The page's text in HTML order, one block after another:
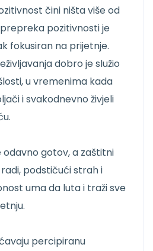
čini ništa više od
pozitivnosti je
fokusiran na prijetnje.
dobro je služio
u vremenima kada
i svakodnevno živjeli
odavno gotov, a zaštitni
podstičući strah i
uma da luta i traži sve
percipiranu